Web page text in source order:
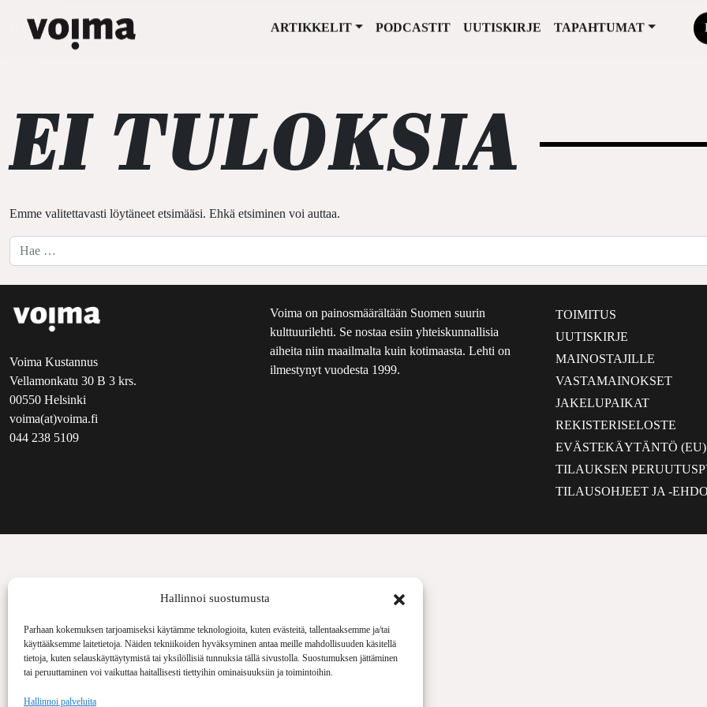
Hallinnoi suostumusta
Parhaan kokemuksen tarjoamiseksi käytämme teknologioita, kuten evästeitä, tallentaaksemme ja/tai
käyttääksemme laitetietoja. Näiden tekniikoiden hyväksyminen antaa meille mahdollisuuden käsitellä
tietoja, kuten selauskäyttäytymistä tai yksilöllisiä tunnuksia tällä sivustolla. Suostumuksen jättäminen
tai peruuttaminen voi vaikuttaa haitallisesti tiettyihin ominaisuuksiin ja toimintoihin.
Hallinnoi palveluita
Päävalikko
ARTIKKELIT PODCASTIT UUTISKIRJE TAPAHTUMAT
EI TULOKSIA
Emme valitettavasti löytäneet etsimääsi. Ehkä etsiminen voi auttaa.
Hae:
Voima Kustannus
Vellamonkatu 30 B 3 krs.
00550 Helsinki
voima(at)voima.fi
044 238 5109
Voima on painosmäärältään Suomen suurin
kulttuurilehti. Se nostaa esiin yhteiskunnallisia
aiheita niin maailmalta kuin kotimaasta. Lehti on
ilmestynyt vuodesta 1999.
TOIMITUS
UUTISKIRJE
MAINOSTAJILLE
VASTAMAINOKSET
JAKELUPAIKAT
REKISTERISELOSTE
EVÄSTEKÄYTÄNTÖ (EU)
TILAUKSEN
TILAUSOHJEET JA -